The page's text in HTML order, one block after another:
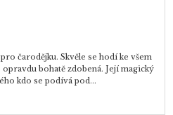
čarodějku. Skvěle se hodí ke všem
bohatě zdobená. Její magický
kdo se podívá pod...